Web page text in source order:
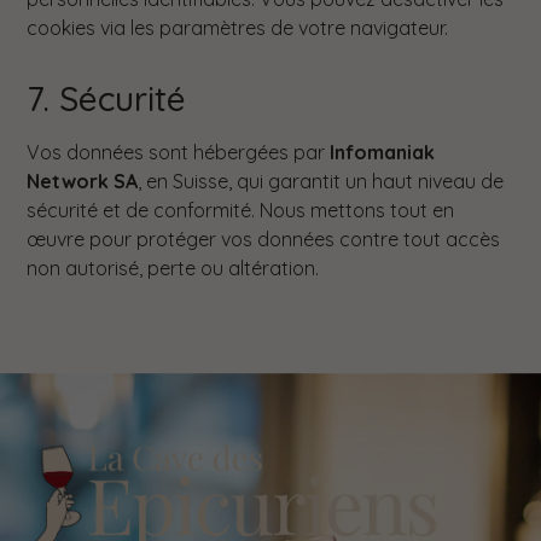
cookies via les paramètres de votre navigateur.
7. Sécurité
Vos données sont hébergées par Infomaniak
Network SA, en Suisse, qui garantit un haut niveau de
sécurité et de conformité. Nous mettons tout en
œuvre pour protéger vos données contre tout accès
non autorisé, perte ou altération.